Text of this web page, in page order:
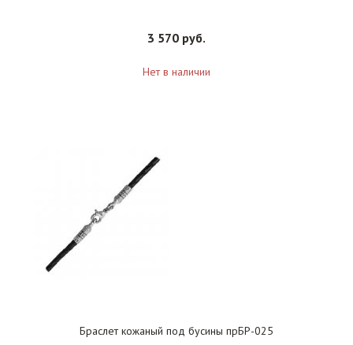
3 570 руб.
Нет в наличии
Браслет кожаный под бусины прБР-025